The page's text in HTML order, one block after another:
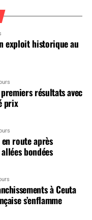
exploit historique au
résultats avec
prix
route après
bondées
à Ceuta
s’enflamme